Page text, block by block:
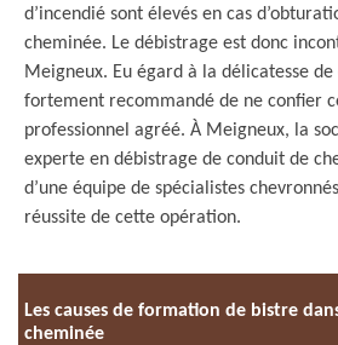
d’incendié sont élevés en cas
cheminée. Le débistrage est donc
Meigneux. Eu égard à la délicatesse
fortement recommandé de ne confier
professionnel agréé. À Meigneux, la
experte en débistrage de conduit de
d’une équipe de spécialistes
réussite de cette opération.
Les causes de formation de bistre
cheminée